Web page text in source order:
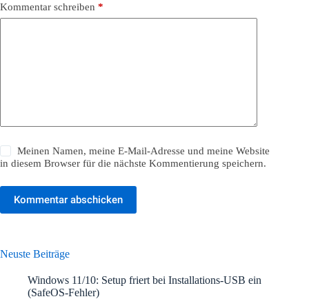
Kommentar schreiben *
Meinen Namen, meine E-Mail-Adresse und meine Website
in diesem Browser für die nächste Kommentierung speichern.
Kommentar abschicken
Neuste Beiträge
Windows 11/10: Setup friert bei Installations-USB ein
(SafeOS-Fehler)